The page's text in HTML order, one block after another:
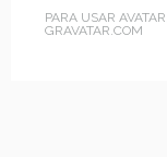
PARA USAR
GRAVATAR.COM